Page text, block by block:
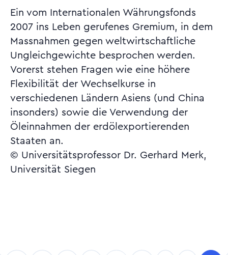
Ein vom Internationalen Währungsfonds
2007 ins Leben gerufenes Gremium, in dem
Massnahmen gegen weltwirtschaftliche
Ungleichgewichte besprochen werden.
Vorerst stehen Fragen wie eine höhere
Flexibilität der Wechselkurse in
verschiedenen Ländern Asiens (und China
insonders) sowie die Verwendung der
Öleinnahmen der erdölexportierenden
Staaten an.
© Universitätsprofessor Dr. Gerhard Merk,
Universität Siegen